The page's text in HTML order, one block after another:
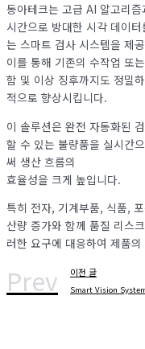
동아테크는 고급 AI 알고리
시간으로 방대한 시각 데이
는 스마트 검사 시스템을 제
이를 통해 기존의 수작업 또
함 및 이상 징후까지도 정밀
적으로 향상시킵니다.
이 솔루션은 완전 자동화된
할 수 있는 불량품을 실시간
써 생산 흐름의
효율성을 크게 높입니다.
특히 전자, 기계부품, 식품,
산량 증가와 함께 품질 리스
러한 요구에 대응하여 제품
Prev 이전 글